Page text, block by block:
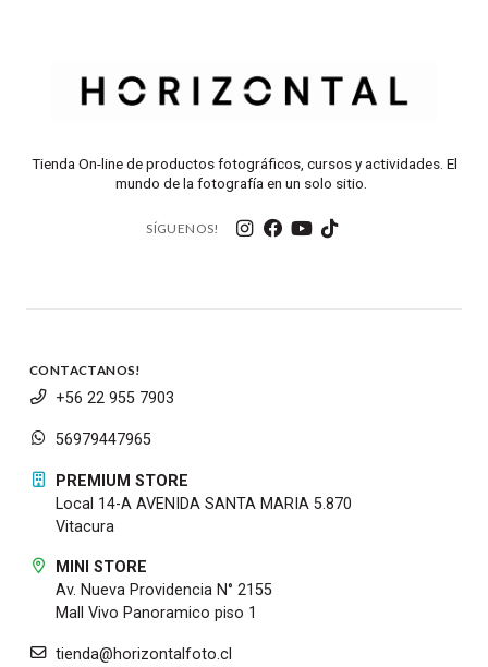
Tienda On-line de productos fotográficos, cursos y actividades. El
mundo de la fotografía en un solo sitio.
SÍGUENOS!
CONTACTANOS!
+56 22 955 7903
56979447965
PREMIUM STORE
Local 14-A AVENIDA SANTA MARIA 5.870
Vitacura
MINI STORE
Av. Nueva Providencia N° 2155
Mall Vivo Panoramico piso 1
tienda@horizontalfoto.cl